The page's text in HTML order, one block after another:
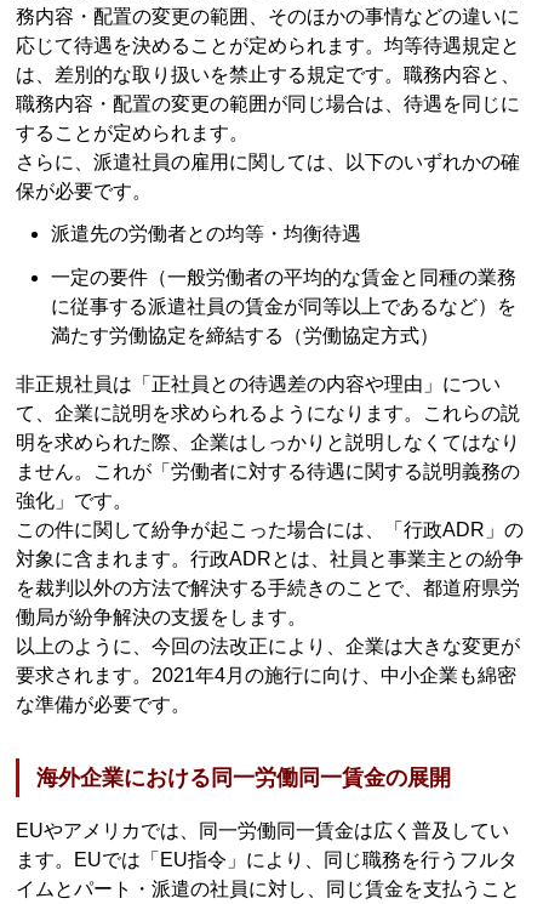
務内容・配置の変更の範囲、そのほかの事情などの違いに
応じて待遇を決めることが定められます。均等待遇規定と
は、差別的な取り扱いを禁止する規定です。職務内容と、
職務内容・配置の変更の範囲が同じ場合は、待遇を同じに
することが定められます。
さらに、派遣社員の雇用に関しては、以下のいずれかの確
保が必要です。
派遣先の労働者との均等・均衡待遇
一定の要件（一般労働者の平均的な賃金と同種の業務
に従事する派遣社員の賃金が同等以上であるなど）を
満たす労働協定を締結する（労働協定方式）
非正規社員は「正社員との待遇差の内容や理由」につい
て、企業に説明を求められるようになります。これらの説
明を求められた際、企業はしっかりと説明しなくてはなり
ません。これが「労働者に対する待遇に関する説明義務の
強化」です。
この件に関して紛争が起こった場合には、「行政ADR」の
対象に含まれます。行政ADRとは、社員と事業主との紛争
を裁判以外の方法で解決する手続きのことで、都道府県労
働局が紛争解決の支援をします。
以上のように、今回の法改正により、企業は大きな変更が
要求されます。2021年4月の施行に向け、中小企業も綿密
な準備が必要です。
海外企業における同一労働同一賃金の展開
EUやアメリカでは、同一労働同一賃金は広く普及してい
ます。EUでは「EU指令」により、同じ職務を行うフルタ
イムとパート・派遣の社員に対し、同じ賃金を支払うこと